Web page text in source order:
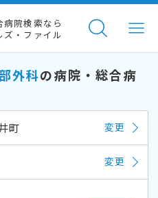
病院検索なら
ズ・ファイル
外科の病院・総合病
町 変更
変更